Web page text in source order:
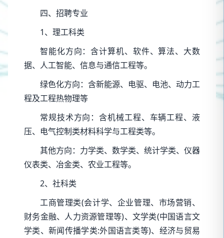
四、招聘专业
1、理工科类
智能化方向：含计算机、软件、算法、大数
据、人工智能、信息与通信工程等。
绿色化方向：含新能源、电驱、电池、动力工
程及工程热物理等
常规技术方向：含机械工程、车辆工程、液
压、电气控制类材料科学与工程类等。
其他方向：力学类、数学类、统计学类、仪器
仪表类、冶金类、农业工程等。
2、社科类
工商管理类(会计学、企业管理、市场营销、
财务金融、人力资源管理等)、文学类(中国语言文
学类、新闻传播学类:外国语言类等)、经济与贸易